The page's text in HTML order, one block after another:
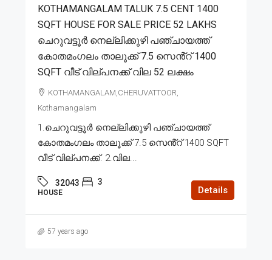
KOTHAMANGALAM TALUK 7.5 CENT 1400
SQFT HOUSE FOR SALE PRICE 52 LAKHS
ചെറുവട്ടൂർ നെല്ലിക്കുഴി പഞ്ചായത്ത്
കോതമംഗലം താലൂക്ക് 7.5 സെൻ്റ് 1400
SQFT വീട് വില്പനക്ക് വില 52 ലക്ഷം
KOTHAMANGALAM,CHERUVATTOOR,
Kothamangalam
1.ചെറുവട്ടൂർ നെല്ലിക്കുഴി പഞ്ചായത്ത്
കോതമംഗലം താലൂക്ക് 7.5 സെൻ്റ് 1400 SQFT
വീട് വില്പനക്ക്. 2.വില...
32043 3
HOUSE Details
57 years ago